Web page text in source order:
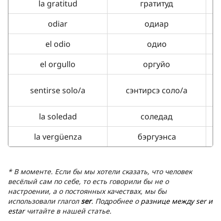
la gratitud
гратитуд
odiar
одиар
el odio
одио
el orgullo
оргуйо
sentirse solo/a сэнтирсэ соло/a
la soledad
соледад
la vergüenza
бэргуэнса
* В моменте. Если бы мы хотели сказать, что человек
весёлый сам по себе, то есть говорили бы не о
настроении, а о постоянных качествах, мы бы
использовали глагол ser. Подробнее о разнице между ser и
estar читайте в нашей статье.